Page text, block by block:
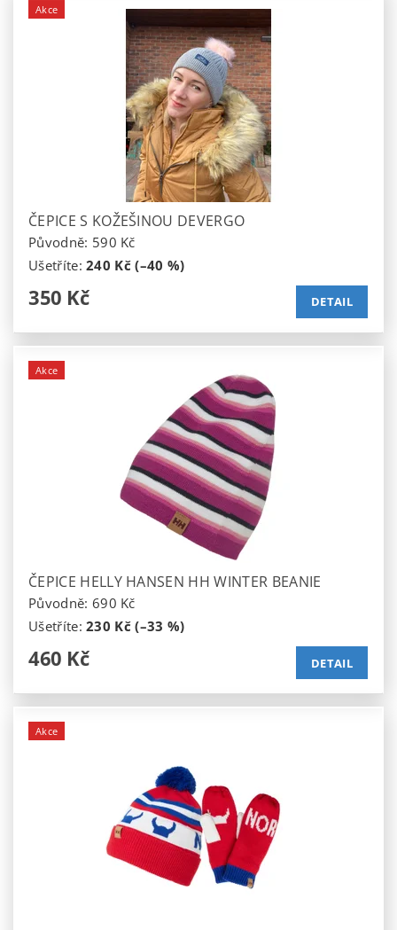
Akce
ČEPICE S KOŽEŠINOU DEVERGO
Původně: 590 Kč
Ušetříte:240 Kč (–40 %)
350 Kč DETAIL
Akce
ČEPICE HELLY HANSEN HH WINTER BEANIE
Původně: 690 Kč
Ušetříte:230 Kč (–33 %)
460 Kč DETAIL
Akce